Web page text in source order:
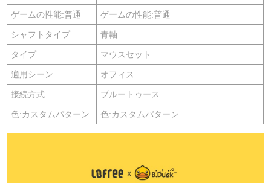
ゲームの性能:普通 ゲームの性能:普通
シャフトタイプ 青軸
タイプ マウスセット
適用シーン オフィス
接続方式 ブルートゥース
色:カスタムパターン 色:カスタムパターン